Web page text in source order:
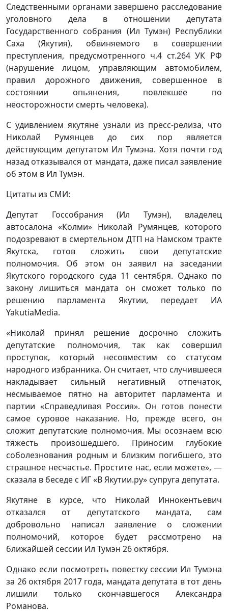
Следственными органами завершено расследование
уголовного дела в отношении депутата
Государственного собрания (Ил Тумэн) Республики
Саха (Якутия), обвиняемого в совершении
преступления, предусмотренного ч.4 ст.264 УК РФ
(нарушение лицом, управляющим автомобилем,
правил дорожного движения, совершенное в
состоянии опьянения, повлекшее по
неосторожности смерть человека).
С удивлением якутяне узнали из пресс-релиза, что
Николай Румянцев до сих пор является
действующим депутатом Ил Тумэна. Хотя почти год
назад отказывался от мандата, даже писал заявление
об этом в Ил Тумэн.
Цитаты из СМИ:
Депутат Госсобрания (Ил Тумэн), владелец
автосалона «Колми» Николай Румянцев, которого
подозревают в смертельном ДТП на Намском тракте
Якутска, готов сложить свои депутатские
полномочия. Об этом он заявил на заседании
Якутского городского суда 11 сентября. Однако по
закону лишиться мандата он сможет только по
решению парламента Якутии, передает ИА
YakutiaMedia.
«Николай принял решение досрочно сложить
депутатские полномочия, так как совершил
проступок, который несовместим со статусом
народного избранника. Он считает, что случившееся
накладывает сильный негативный отпечаток,
несмываемое пятно на авторитет парламента и
партии «Справедливая Россия». Он готов понести
самое суровое наказание. Но, прежде всего, он
сложит депутатские полномочия. Мы осознаем всю
тяжесть произошедшего. Приносим глубокие
соболезнования родным и близким погибшего, это
страшное несчастье. Простите нас, если можете», —
сказала в беседе с ИГ «В Якутии.ру» супруга депутата.
Якутяне в курсе, что Николай Иннокентьевич
отказался от депутатского мандата, сам
добровольно написал заявление о сложении
полномочий, которое будет рассмотрено на
ближайшей сессии Ил Тумэн 26 октября.
Однако если посмотреть повестку сессии Ил Тумэна
за 26 октября 2017 года, мандата депутата в тот день
лишили только скончавшегося Александра
Романова.